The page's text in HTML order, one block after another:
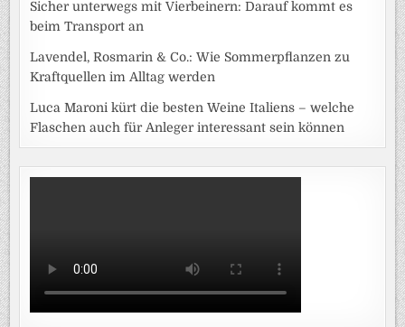
Sicher unterwegs mit Vierbeinern: Darauf kommt es
beim Transport an
Lavendel, Rosmarin & Co.: Wie Sommerpflanzen zu
Kraftquellen im Alltag werden
Luca Maroni kürt die besten Weine Italiens – welche
Flaschen auch für Anleger interessant sein können